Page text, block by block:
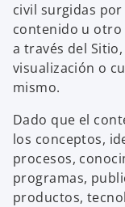
civil surgidas
contenido u otro
a través del
visualización o
mismo.
Dado que el
los conceptos,
procesos,
programas,
productos,